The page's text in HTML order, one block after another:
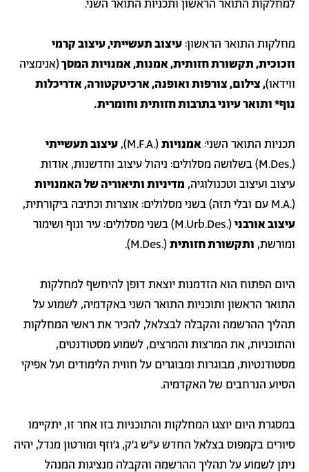
למחלקות התואר הראשון ותכניות התואר השני.
מחלקות התואר הראשון:עיצוב תעשייתי, עיצוב קרמי
וזכוכית, תקשורת חזותית, אמנות, אמנויות המסך(אנימציה
ווידאו), צילום, צורפות ואופנה, ארכיטקטורה, אדריכלות
נוף* ותואר עיוני בתרבות חזותית וחומרית.
תכניות התואר השני: אמנויות(.M.F.A),
עיצוב תעשייתי
(.M.Des) בשלושה מסלולים: ניהול עיצוב וחדשנות, אודות
עיצוב ועיצוב וטכנולוגיה, מדיניות ותיאוריה של האמנויות
(.M.A עם ובלי תזה) בשני מסלולים: אוצרות וכתיבה ביקורתית,
עיצוב אורבני
(.M.Urb.Des) בשני מסלולים: עיר ונוף ושימור
ומורשת, ותקשורת חזותית(.M.Des).
היום הפתוח הוא הזדמנות יוצאת דופן להיחשף למחלקות
התואר הראשון ותוכניות התואר השני באקדמיה, לשמוע על
תהליך ההרשמה והקבלה לבצלאל, להכיר את ראשי המחלקות
והתוכניות, את המרצות והמרצים, לשמוע מסטודנטים,
מסטודנטיות, מבוגרות ומבוגרים על חווית הלימודים ועל אפיקי
הסיוע הנרחבים של האקדמיה.
במסגרת היום יוצגו המחלקות והתוכניות בזו אחר זו, יתקיימו
סיורים בקמפוס בצלאל החדש ע"ש ג׳ק, ג׳וזף ומורטון מנדל, יהיה
ניתן לשמוע על תהליך ההרשמה והקבלה מנציגות המנהל